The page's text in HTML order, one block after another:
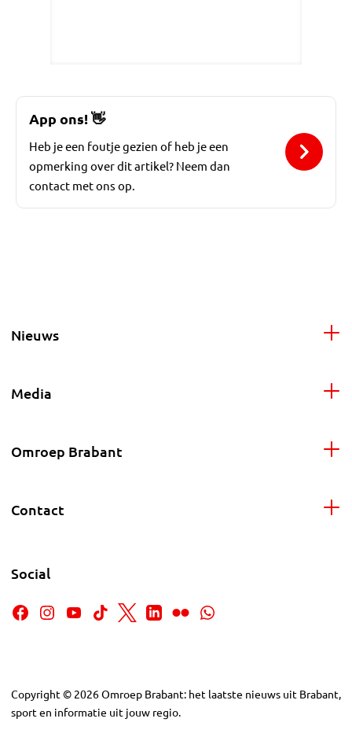
App ons! 👋
Heb je een foutje gezien of heb je een
opmerking over dit artikel? Neem dan
contact met ons op.
Nieuws
Media
Omroep Brabant
Contact
Social
Copyright © 2026Omroep Brabant: het laatste nieuws uit Brabant,
sport en informatie uit jouw regio.